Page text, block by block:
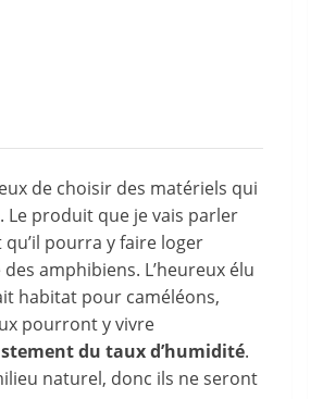
de choisir des matériels qui
produit que je vais parler
pourra y faire loger
amphibiens. L’heureux élu
habitat pour caméléons,
pourront y vivre
du taux d’humidité.
naturel, donc ils ne seront